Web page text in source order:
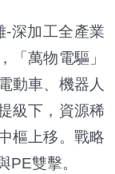
加工全產業
「萬物電驅」
動車、機器人
級下，資源稀
樞上移。戰略
PE雙擊。